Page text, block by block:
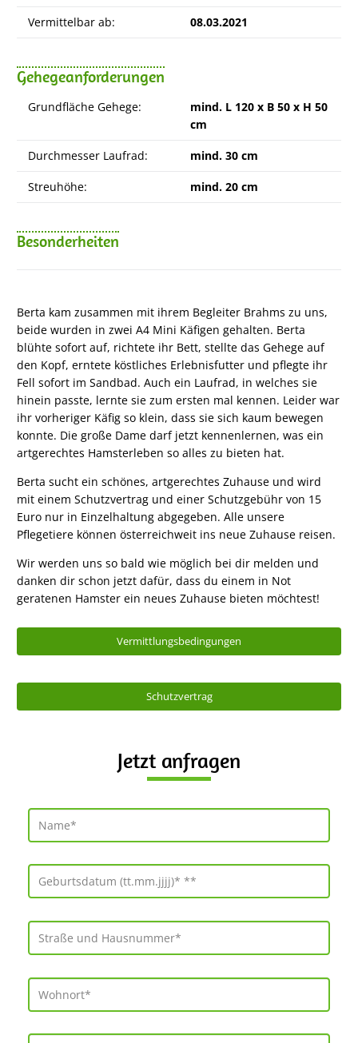
Vermittelbar ab: 08.03.2021
Gehegeanforderungen
Grundfläche Gehege:
mind. L 120 x B 50 x H 50
cm
Durchmesser Laufrad: mind. 30 cm
Streuhöhe: mind. 20 cm
Besonderheiten
Berta kam zusammen mit ihrem Begleiter Brahms zu uns,
beide wurden in zwei A4 Mini Käfigen gehalten. Berta
blühte sofort auf, richtete ihr Bett, stellte das Gehege auf
den Kopf, erntete köstliches Erlebnisfutter und pflegte ihr
Fell sofort im Sandbad. Auch ein Laufrad, in welches sie
hinein passte, lernte sie zum ersten mal kennen. Leider war
ihr vorheriger Käfig so klein, dass sie sich kaum bewegen
konnte. Die große Dame darf jetzt kennenlernen, was ein
artgerechtes Hamsterleben so alles zu bieten hat.
Berta sucht ein schönes, artgerechtes Zuhause und wird
mit einem Schutzvertrag und einer Schutzgebühr von 15
Euro nur in Einzelhaltung abgegeben. Alle unsere
Pflegetiere können österreichweit ins neue Zuhause reisen.
Wir werden uns so bald wie möglich bei dir melden und
danken dir schon jetzt dafür, dass du einem in Not
geratenen Hamster ein neues Zuhause bieten möchtest!
Vermittlungsbedingungen
Schutzvertrag
Jetzt anfragen